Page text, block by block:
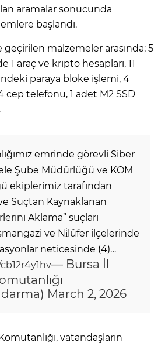
aramalar sonucunda
başlandı.
malzemeler arasında; 5
1 araç ve kripto hesapları, 11
paraya bloke işlemi, 4
cep telefonu, 1 adet M2 SSD
emrinde görevli Siber
Şube Müdürlüğü ve KOM
ekiplerimiz tarafından
ve Suçtan Kaynaklanan
Aklama” suçları
ve Ni̇lüfer ilçelerinde
neticesinde (4)…
— Bursa İl
March 2, 2026
vatandaşların